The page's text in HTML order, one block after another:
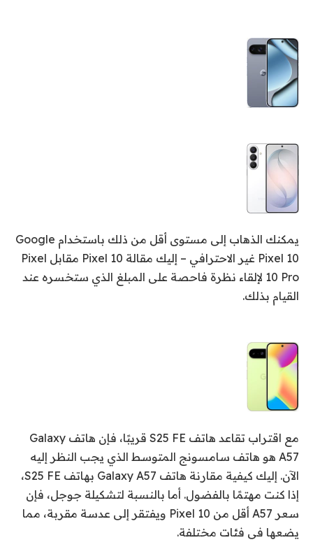
يمكنك الذهاب إلى مستوى أقل من ذلك باستخدام Google
Pixel 10 غير الاحترافي – إليك مقالة Pixel 10 مقابل Pixel
10 Pro لإلقاء نظرة فاحصة على المبلغ الذي ستخسره عند
القيام بذلك.
مع اقتراب تقاعد هاتف S25 FE قريبًا، فإن هاتف Galaxy
A57 هو هاتف سامسونج المتوسط ​​الذي يجب النظر إليه
الآن. إليك كيفية مقارنة هاتف Galaxy A57 بهاتف S25 FE،
إذا كنت مهتمًا بالفضول. أما بالنسبة لتشكيلة جوجل، فإن
سعر A57 أقل من Pixel 10 ويفتقر إلى عدسة مقربة، مما
يضعها في فئات مختلفة.